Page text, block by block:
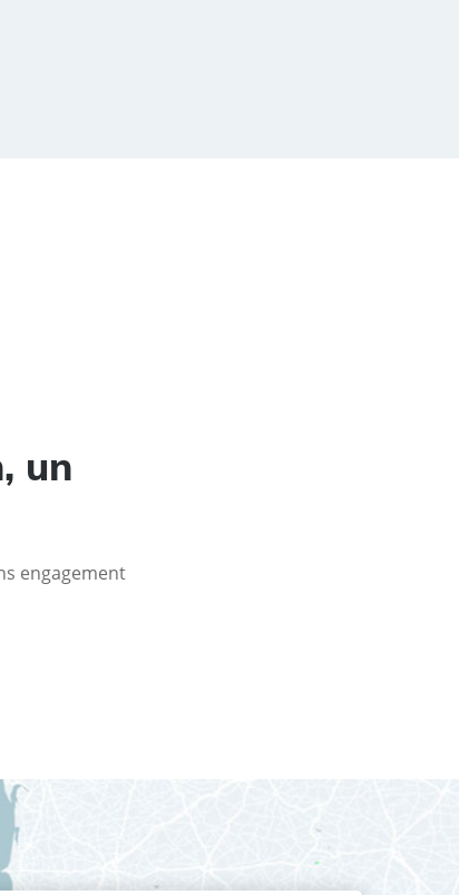
un
engagement